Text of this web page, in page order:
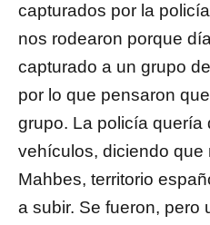
capturados por la
nos rodearon porque
capturado a un grupo
por lo que pensaron
grupo. La policía quería
vehículos, diciendo que
Mahbes, territorio
a subir. Se fueron, pero